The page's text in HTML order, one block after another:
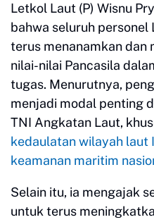
Letkol Laut (P) Wisnu
bahwa seluruh personel
terus menanamkan dan
nilai-nilai Pancasila
tugas. Menurutnya,
menjadi modal penting
TNI Angkatan Laut,
kedaulatan wilayah laut
keamanan maritim
Selain itu, ia mengajak
untuk terus